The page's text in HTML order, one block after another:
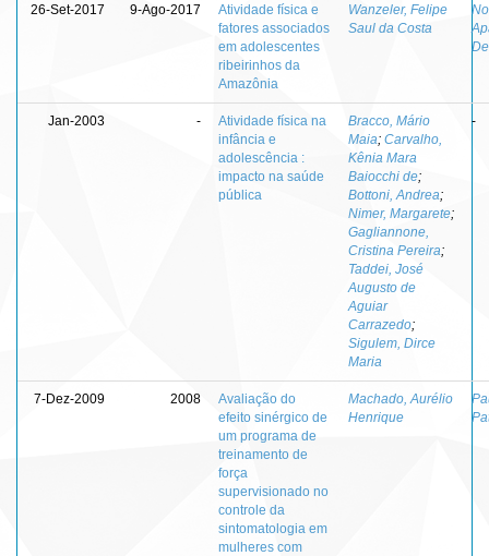
26-Set-2017 9-Ago-2017
Atividade física e
fatores associados
em adolescentes
ribeirinhos da
Amazônia
Wanzeler, Felipe
Saul da Costa
Jan-2003 -
Atividade física na
infância e
adolescência :
impacto na saúde
pública
Bracco, Mário
Maia; Carvalho,
Kênia Mara
Baiocchi de;
Bottoni, Andrea;
Nimer, Margarete;
Gagliannone,
Cristina Pereira;
Taddei, José
Augusto de
Aguiar
Carrazedo;
Sigulem, Dirce
Maria
-
7-Dez-2009 2008
Avaliação do
efeito sinérgico de
um programa de
treinamento de
força
supervisionado no
controle da
sintomatologia em
mulheres com
Machado, Aurélio
Henrique